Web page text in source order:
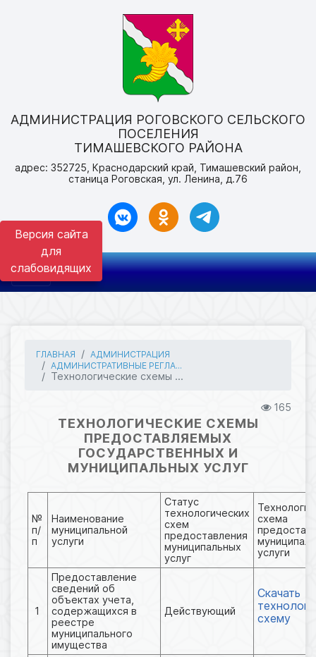
Версия сайта
для
слабовидящих
АДМИНИСТРАЦИЯ РОГОВСКОГО СЕЛЬСКОГО
ПОСЕЛЕНИЯ
ТИМАШЕВСКОГО РАЙОНА
адрес: 352725, Краснодарский край, Тимашевский район,
станица Роговская, ул. Ленина, д.76
ГЛАВНАЯ
АДМИНИСТРАЦИЯ
АДМИНИСТРАТИВНЫЕ РЕГЛА...
Технологические схемы ...
165
ТЕХНОЛОГИЧЕСКИЕ СХЕМЫ
ПРЕДОСТАВЛЯЕМЫХ
ГОСУДАРСТВЕННЫХ И
МУНИЦИПАЛЬНЫХ УСЛУГ
№
п/
п
Наименование
муниципальной
услуги
Статус
технологических
схем
предоставления
муниципальных
услуг
схема
услуги
1
Предоставление
сведений об
объектах учета,
содержащихся в
реестре
муниципального
имущества
Действующий
Скачать
схему